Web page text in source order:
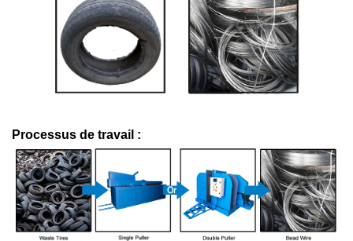
Processus de travail :